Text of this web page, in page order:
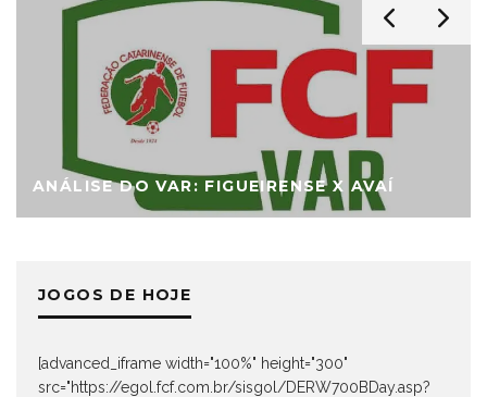
ANÁLISE DO VAR: FIGUEIRENSE X AVAÍ
JOGOS DE HOJE
[advanced_iframe width="100%" height="300"
src="https://egol.fcf.com.br/sisgol/DERW700BDay.asp?